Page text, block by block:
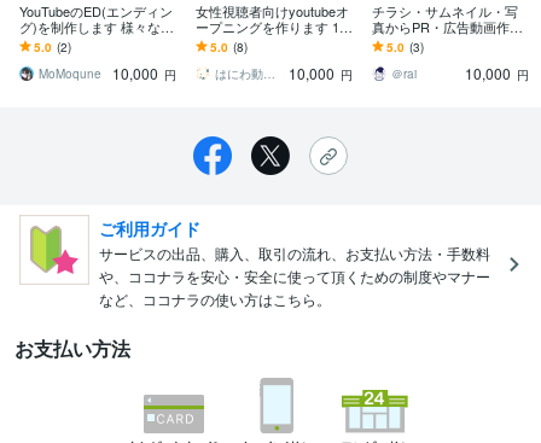
YouTubeのED(エンディン
グ)を制作します 様々な系
統の映像制作可能です！
5.0 (2)
MoMoqune
10,000 円
女性視聴者向けyoutubeオ
ープニングを作ります 10
秒以内でチャンネルの世
界観を表現します！
5.0 (8)
はにわ動画制作
10,000 円
チラシ・サムネイル・写
真からPR・広告動画作り
ます 【クオリティもコス
パも◎時短にも】お手元
の素材を動画に変換！
5.0 (3)
＠rai
10,000 円
ご利用ガイド
サービスの出品、購入、取引の流れ、お支払い方法・手数料
や、ココナラを安心・安全に使って頂くための制度やマナー
など、ココナラの使い方はこちら。
お支払い方法